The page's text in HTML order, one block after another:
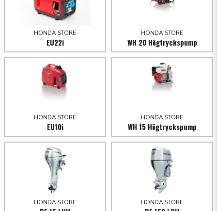
HONDA STORE
EU22i
HONDA STORE
WH 20 Högtryckspump
HONDA STORE
EU10i
HONDA STORE
WH 15 Högtryckspump
HONDA STORE HONDA STORE
Motormodell
Borr x slag (mm)
Varvtal (rpm)
Kylsystem
Tändsystem
Bränsletank (L)
Drifttid
Startsystem
Ljudnivå vid användaren (dB(A))
Garanterad övre ljudnivå (dB(A))
Ja, ni får publicera min fråga
Skicka fråga